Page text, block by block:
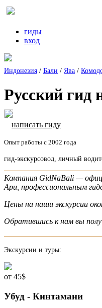
гиды
вход
Индонезия / Бали / Ява /
Русский гид
написать гиду
Опыт работы с 2002 года
гид-экскурсовод, личный
Компания GidNaBali —
Ари, профессиональным
Цены на наши экскурсии
Обратившись к нам вы
Экскурсии и туры:
от 45$
Убуд - Кинтамани